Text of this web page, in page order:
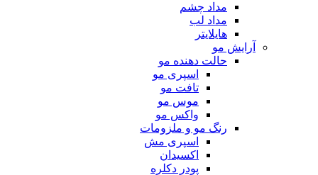
مداد چشم
مداد لب
هایلایتر
آرایش مو
حالت دهنده مو
اسپری مو
تافت مو
موس مو
واکس مو
رنگ مو و ملزومات
اسپری مش
اکسیدان
پودر دکلره